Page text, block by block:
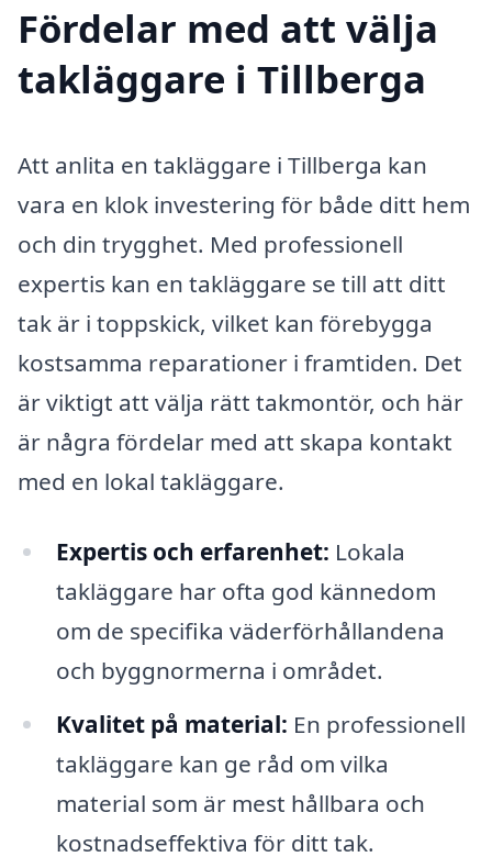
Fördelar med att välja
takläggare i Tillberga
Att anlita en takläggare i Tillberga kan
vara en klok investering för både ditt hem
och din trygghet. Med professionell
expertis kan en takläggare se till att ditt
tak är i toppskick, vilket kan förebygga
kostsamma reparationer i framtiden. Det
är viktigt att välja rätt takmontör, och här
är några fördelar med att skapa kontakt
med en lokal takläggare.
Expertis och erfarenhet: Lokala
takläggare har ofta god kännedom
om de specifika väderförhållandena
och byggnormerna i området.
Kvalitet på material: En professionell
takläggare kan ge råd om vilka
material som är mest hållbara och
kostnadseffektiva för ditt tak.